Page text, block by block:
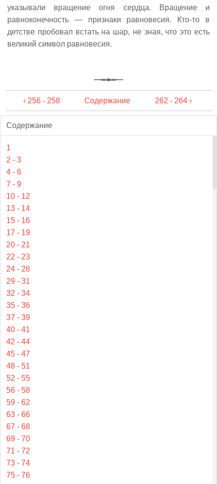
указывали вращение огня сердца. Вращение и
равноконечность — признаки равновесия. Кто-то в
детстве пробовал встать на шар, не зная, что это есть
великий символ равновесия.
‹ 256 - 258 Содержание 262 - 264 ›
Содержание
1
2 - 3
4 - 6
7 - 9
10 - 12
13 - 14
15 - 16
17 - 19
20 - 21
22 - 23
24 - 28
29 - 31
32 - 34
35 - 36
37 - 39
40 - 41
42 - 44
45 - 47
48 - 51
52 - 55
56 - 58
59 - 62
63 - 66
67 - 68
69 - 70
71 - 72
73 - 74
75 - 76